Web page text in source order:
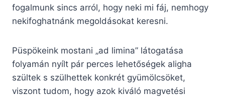
fogalmunk sincs arról, hogy neki mi fáj, nemhogy
nekifoghatnánk megoldásokat keresni.
Püspökeink mostani „ad limina” látogatása
folyamán nyílt pár perces lehetőségek aligha
szültek s szülhettek konkrét gyümölcsöket,
viszont tudom, hogy azok kiváló magvetési